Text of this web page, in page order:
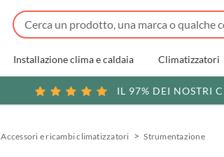
Installazione clima e caldaia Climatizzatori
IL 97% DEI NOSTRI
Accessori e ricambi climatizzatori Strumentazione